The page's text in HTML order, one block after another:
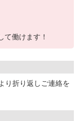
て働けます！
り折り返しご連絡を